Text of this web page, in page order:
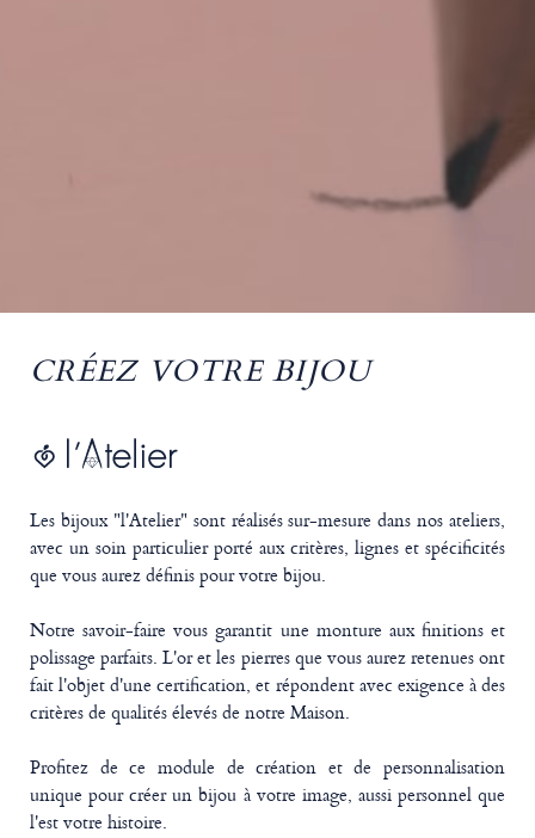
CRÉEZ VOTRE BIJOU
Les bijoux "l'Atelier" sont réalisés sur-mesure dans nos ateliers,
avec un soin particulier porté aux critères, lignes et spécificités
que vous aurez définis pour votre bijou.
Notre savoir-faire vous garantit une monture aux finitions et
polissage parfaits. L'or et les pierres que vous aurez retenues ont
fait l'objet d'une certification, et répondent avec exigence à des
critères de qualités élevés de notre Maison.
Profitez de ce module de création et de personnalisation
unique pour créer un bijou à votre image, aussi personnel que
l'est votre histoire.